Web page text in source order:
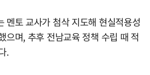
멘토 교사가 첨삭 지도해 현실적용성
으며, 추후 전남교육 정책 수립 때 적
.